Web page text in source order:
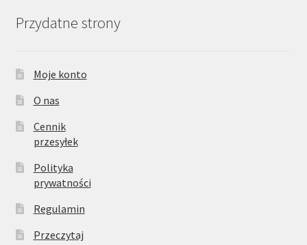
Przydatne strony
Moje konto
O nas
Cennik
przesyłek
Polityka
prywatności
Regulamin
Przeczytaj